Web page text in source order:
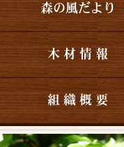
森の風だより
木 材 情 報
組 織 概 要